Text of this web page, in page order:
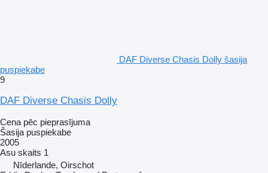
DAF Diverse Chasis Dolly šasija
puspiekabe
9
DAF Diverse Chasis Dolly
Cena pēc pieprasījuma
Šasija puspiekabe
2005
Asu skaits 1
Nīderlande, Oirschot